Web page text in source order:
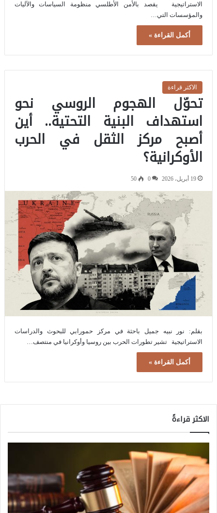
الاستراتيجية يقصد بالأمن الأطلسي منظومة السياسات والآليات
والمؤسسات التي…
أكمل القراءة »
الاكثر قراءة
تحوّل الهجوم الروسي نحو
استهداف البنية التحتية.. أين
أصبح مركز الثقل في الحرب
الأوكرانية؟
19 أبريل، 2026 0
50
بقلم: نور نبيه جميل باحثة في مركز حمورابي للبحوث والدراسات
الاستراتيجية تشير تطورات الحرب بين روسيا وأوكرانيا في منتصف…
أكمل القراءة »
الاكثر قراءةً